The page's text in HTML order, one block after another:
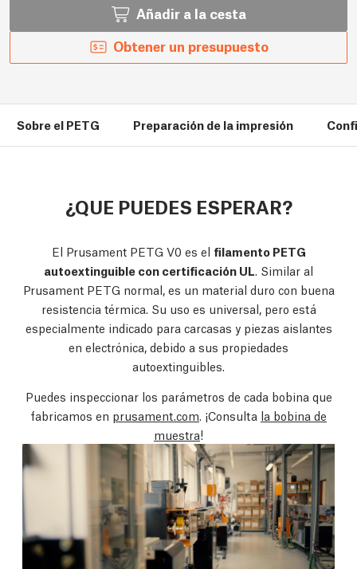
Añadir a la cesta
Obtener un presupuesto
Sobre el PETG Preparación de la impresión
¿QUE PUEDES ESPERAR?
El Prusament PETG V0 es el filamento PETG
autoextinguible con certificación UL. Similar al
Prusament PETG normal, es un material duro con buena
resistencia térmica. Su uso es universal, pero está
especialmente indicado para carcasas y piezas aislantes
en electrónica, debido a sus propiedades
autoextinguibles.
Puedes inspeccionar los parámetros de cada bobina que
fabricamos en prusament.com. ¡Consulta la bobina de
muestra!